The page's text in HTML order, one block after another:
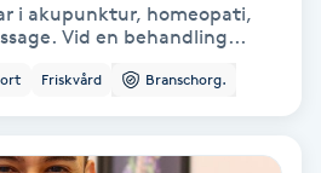
i akupunktur, homeopati,
ortobionomi och massage. Vid en behandling...
Friskvård Branschorg.